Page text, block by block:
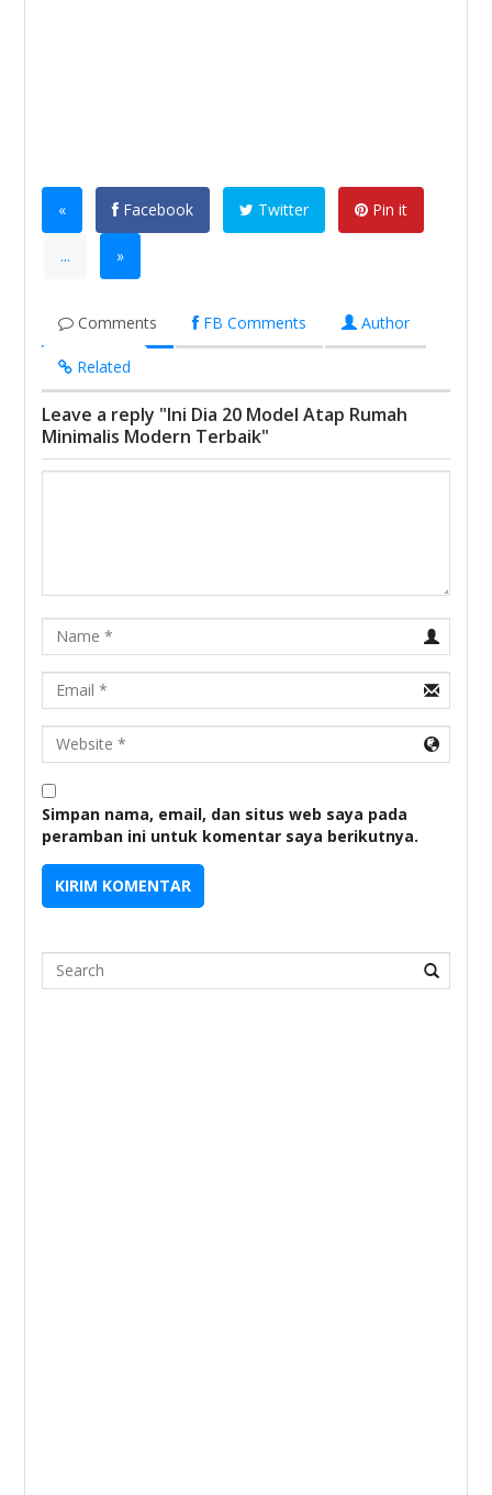
« Facebook Twitter Pin it
... »
Comments FB Comments Author
Related
Leave a reply "Ini Dia 20 Model Atap Rumah
Minimalis Modern Terbaik"
Name
Email
URL
Simpan nama, email, dan situs web saya pada
peramban ini untuk komentar saya berikutnya.
Search